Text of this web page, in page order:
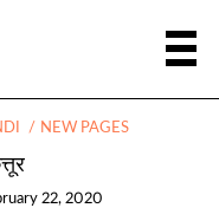
NEW PAGES
22, 2020